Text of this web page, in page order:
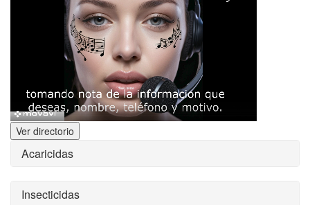
Ver directorio
Acaricidas
Insecticidas